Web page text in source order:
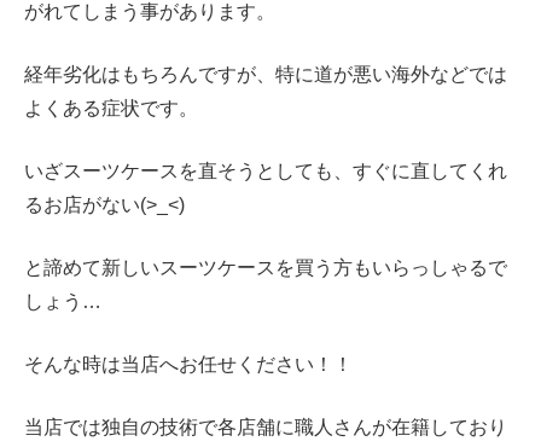
がれてしまう事があります。
経年劣化はもちろんですが、特に道が悪い海外などでは
よくある症状です。
いざスーツケースを直そうとしても、すぐに直してくれ
るお店がない(>_<)
と諦めて新しいスーツケースを買う方もいらっしゃるで
しょう…
そんな時は当店へお任せください！！
当店では独自の技術で各店舗に職人さんが在籍しており